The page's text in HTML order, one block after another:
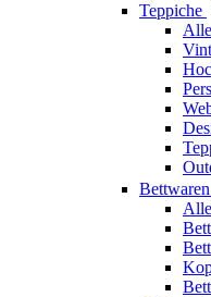
Teppiche
Bettwaren